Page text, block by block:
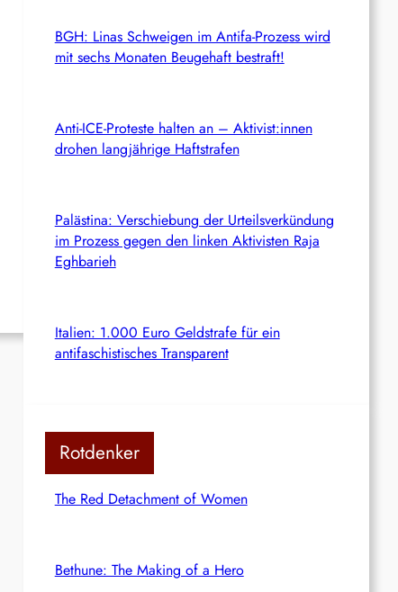
BGH: Linas Schweigen im Antifa-Prozess wird
mit sechs Monaten Beugehaft bestraft!
Anti-ICE-Proteste halten an – Aktivist:innen
drohen langjährige Haftstrafen
Palästina: Verschiebung der Urteilsverkündung
im Prozess gegen den linken Aktivisten Raja
Eghbarieh
Italien: 1.000 Euro Geldstrafe für ein
antifaschistisches Transparent
Rotdenker
The Red Detachment of Women
Bethune: The Making of a Hero